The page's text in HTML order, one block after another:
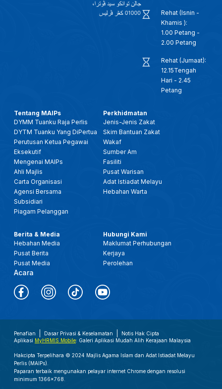
Rehat (Isnin -
Khamis ):
1.00 Petang -
2.00 Petang
Rehat (Jumaat):
12.15Tengah
Hari - 2.45
Petang
Tentang MAIPs
DYMM Tuanku Raja Perlis
DYTM Tuanku Yang DiPertua
Perutusan Ketua Pegawai
Eksekutif
Mengenai MAIPs
Ahli Majlis
Carta Organisasi
Agensi Bersama
Subsidiari
Piagam Pelanggan
Perkhidmatan
Jenis-Jenis Zakat
Skim Bantuan Zakat
Wakaf
Sumber Am
Fasiliti
Pusat Warisan
Adat Istiadat Melayu
Hebahan Warta
Berita & Media
Hebahan Media
Pusat Berita
Pusat Media
Acara
Hubungi Kami
Maklumat Perhubungan
Kerjaya
Perolehan
Penafian Dasar Privasi & Keselamatan
Notis Hak Cipta
Aplikasi MyHRMIS Mobile: Galeri Aplikasi Mudah Alih Kerajaan Malaysia
Hakcipta Terpelihara © 2024 Majlis Agama Islam dan Adat Istiadat Melayu
Perlis (MAIPs).
Paparan terbaik mengunakan pelayar internet Chrome dengan resolusi
minimum 1366x768.